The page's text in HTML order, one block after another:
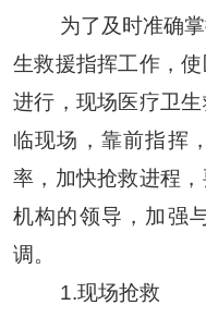
为了及时准确
生救援指挥工作，
进行，现场医疗卫
临现场，靠前指挥
率，加快抢救进程 ，
机构的领导 ， 加强
调 。
1.现场抢救